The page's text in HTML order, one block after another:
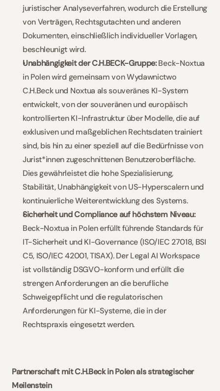
juristischer Analyseverfahren, wodurch die Erstellung
von Verträgen, Rechtsgutachten und anderen
Dokumenten, einschließlich individueller Vorlagen,
beschleunigt wird.
Unabhängigkeit der C.H.BECK-Gruppe: Beck-Noxtua
in Polen wird gemeinsam von Wydawnictwo
C.H.Beck und Noxtua als souveränes KI-System
entwickelt, von der souveränen und europäisch
kontrollierten KI-Infrastruktur über Modelle, die auf
exklusiven und maßgeblichen Rechtsdaten trainiert
sind, bis hin zu einer speziell auf die Bedürfnisse von
Jurist*innen zugeschnittenen Benutzeroberfläche.
Dies gewährleistet die hohe Spezialisierung,
Stabilität, Unabhängigkeit von US-Hyperscalern und
kontinuierliche Weiterentwicklung des Systems.
Sicherheit und Compliance auf höchstem Niveau:
Beck-Noxtua in Polen erfüllt führende Standards für
IT-Sicherheit und KI-Governance (ISO/IEC 27018, BSI
C5, ISO/IEC 42001, TISAX). Der Legal AI Workspace
ist vollständig DSGVO-konform und erfüllt die
strengen Anforderungen an die berufliche
Schweigepflicht und die regulatorischen
Anforderungen für KI-Systeme, die in der
Rechtspraxis eingesetzt werden.
Partnerschaft mit C.H.Beck in Polen als strategischer
Meilenstein